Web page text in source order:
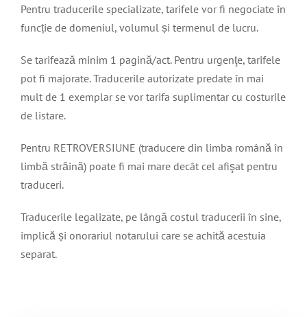
Pentru traducerile specializate, tarifele vor fi negociate în
funcție de domeniul, volumul și termenul de lucru.
Se tarifează minim 1 pagină/act. Pentru urgenţe, tarifele
pot fi majorate. Traducerile autorizate predate în mai
mult de 1 exemplar se vor tarifa suplimentar cu costurile
de listare.
Pentru RETROVERSIUNE (traducere din limba română în
limbă străină) poate fi mai mare decât cel afişat pentru
traduceri.
Traducerile legalizate, pe lângă costul traducerii în sine,
implică și onorariul notarului care se achită acestuia
separat.